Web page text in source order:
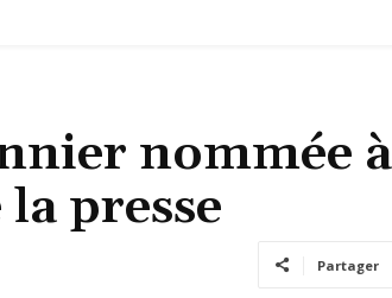
nommée
presse
Partager